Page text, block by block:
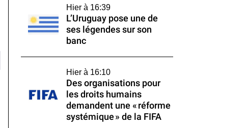
Hier à 16:39
L’Uruguay pose une de
ses légendes sur son
banc
Hier à 16:10
Des organisations pour
les droits humains
demandent une « réforme
systémique » de la FIFA